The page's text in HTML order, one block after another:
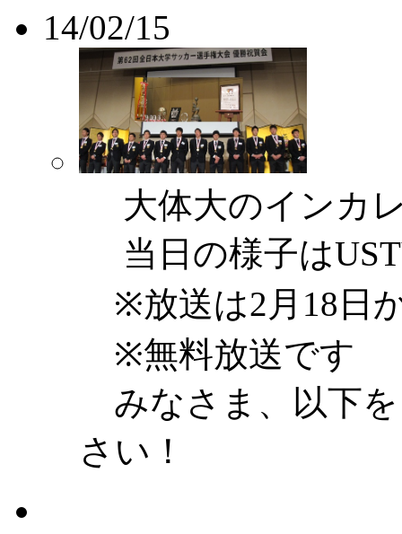
14/02/15
大体大のインカ
当日の様子は
※放送は2月18日
※無料放送です
みなさま、以下
さい！